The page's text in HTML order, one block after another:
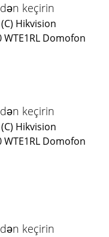
keçirin
Hikvision
RL Domofon
keçirin
Hikvision
RL Domofon
keçirin